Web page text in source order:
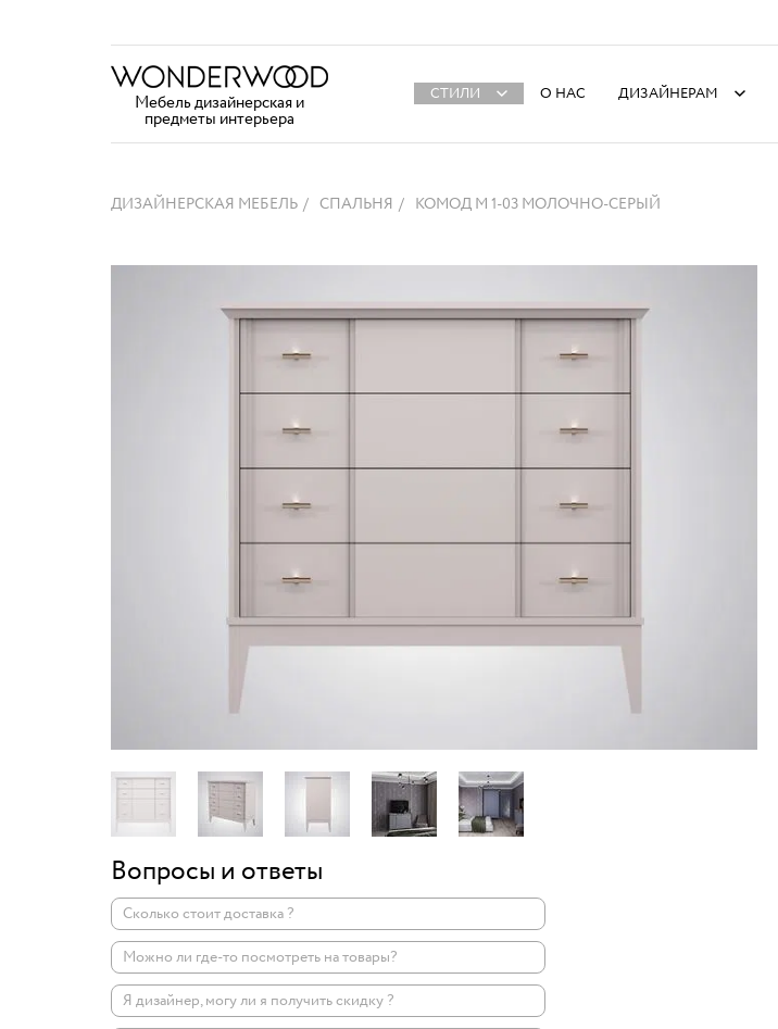
Мебель дизайнерская и
предметы интерьера
СТИЛИ О НАС ДИЗАЙНЕРАМ
ДИЗАЙНЕРСКАЯ МЕБЕЛЬ СПАЛЬНЯ КОМОД M 1-03 МОЛОЧНО-СЕРЫЙ
Вопросы и ответы
Сколько стоит доставка ?
Можно ли где-то посмотреть на товары?
Я дизайнер, могу ли я получить скидку ?